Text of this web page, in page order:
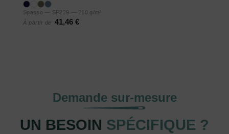
Spasso — SP229 — 210 g/m²
À partir de
41,46 €
Demande sur-mesure
UN BESOIN SPÉCIFIQUE ?